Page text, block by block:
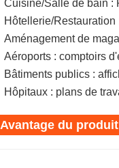
Cuisine/Salle de bain :
Hôtellerie/Restauration
Aménagement de
Aéroports : comptoirs
Bâtiments publics :
Hôpitaux : plans de
Avantage du produit